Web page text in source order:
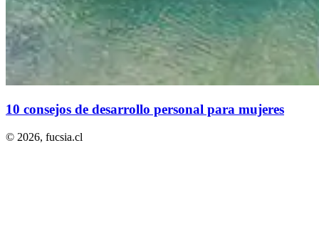
10 consejos de desarrollo personal para mujeres
© 2026, fucsia.cl